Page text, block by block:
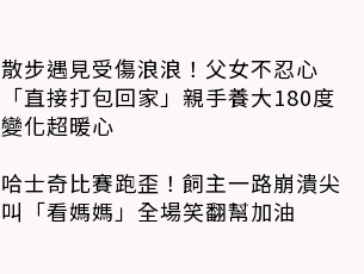
散步遇見受傷浪浪！父女不忍心
「直接打包回家」親手養大180度
變化超暖心
哈士奇比賽跑歪！飼主一路崩潰尖
叫「看媽媽」全場笑翻幫加油